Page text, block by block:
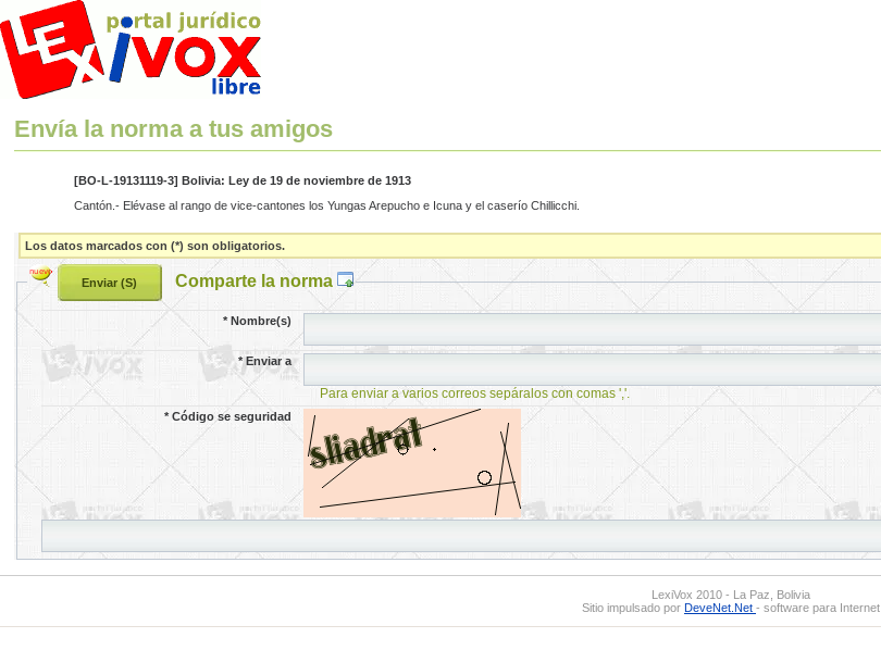
Envía la norma a tus amigos
[BO-L-19131119-3] Bolivia: Ley de 19 de noviembre de 1913
Cantón.- Elévase al rango de vice-cantones los Yungas Arepucho e Icuna y el caserío Chillicchi.
Los datos marcados con (*) son obligatorios.
Comparte la norma
*Nombre(s)
*Enviar a
Para enviar a varios correos sepáralos con comas ','.
*Código se seguridad
LexiVox 2010 - La Paz, Bolivia
Sitio impulsado por DeveNet.Net - software para Internet